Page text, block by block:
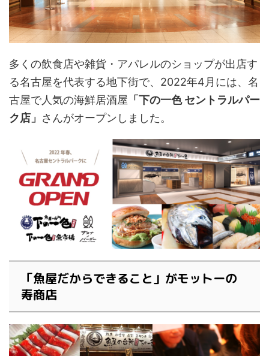
多くの飲食店や雑貨・アパレルのショップが出店す
る名古屋を代表する地下街で、2022年4月には、名
古屋で人気の海鮮居酒屋 「下の一色 セントラルパー
ク店」 さんがオープンしました。
「魚屋だからできること」がモットーの
寿商店